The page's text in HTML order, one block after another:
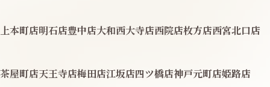
上本町店明石店豊中店大和西大寺店西院店枚方店西宮北口店
茶屋町店天王寺店梅田店江坂店四ツ橋店神戸元町店姫路店